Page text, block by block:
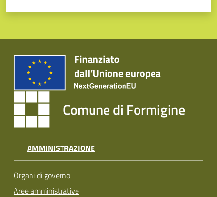
Comune di Formigine
AMMINISTRAZIONE
Organi di governo
Aree amministrative